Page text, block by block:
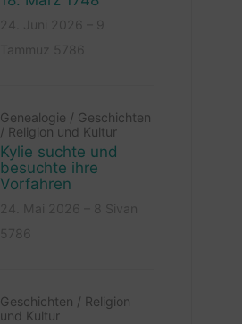
Genealogie / Geschichten
/ Religion und Kultur
Kylie suchte und
besuchte ihre
Vorfahren
Geschichten / Religion
und Kultur